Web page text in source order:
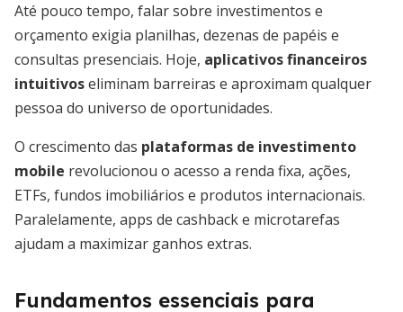
Até pouco tempo, falar sobre investimentos e
orçamento exigia planilhas, dezenas de papéis e
consultas presenciais. Hoje, aplicativos financeiros
intuitivoseliminam barreiras e aproximam qualquer
pessoa do universo de oportunidades.
O crescimento das plataformas de investimento
mobile revolucionou o acesso a renda fixa, ações,
ETFs, fundos imobiliários e produtos internacionais.
Paralelamente, apps de cashback e microtarefas
ajudam a maximizar ganhos extras.
Fundamentos essenciais para